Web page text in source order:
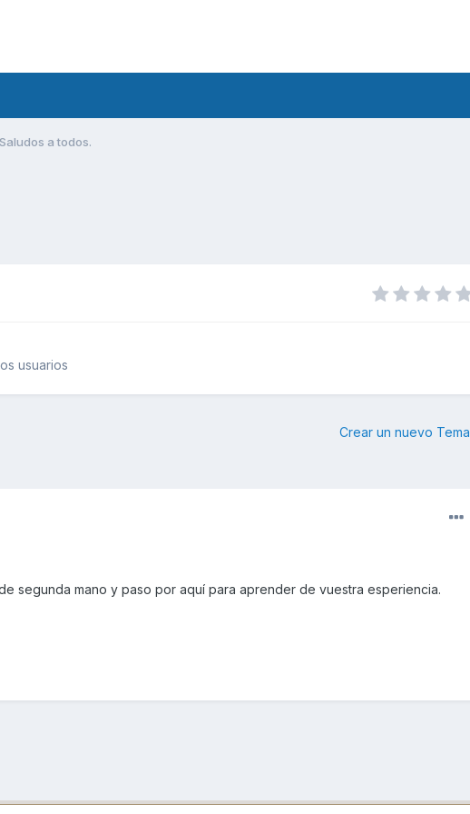
Saludos a todos.
usuarios
Crear un nuevo Tema
segunda mano y paso por aquí para aprender de vuestra esperiencia.